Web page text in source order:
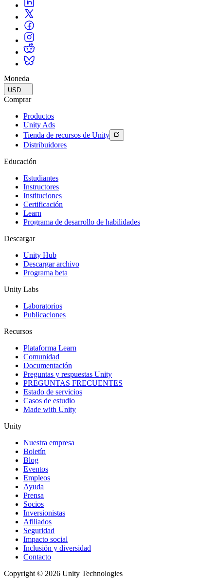
Moneda
USD
Comprar
Productos
Unity Ads
Tienda de recursos de Unity
Distribuidores
Educación
Estudiantes
Instructores
Instituciones
Certificación
Learn
Programa de desarrollo de habilidades
Descargar
Unity Hub
Descargar archivo
Programa beta
Unity Labs
Laboratorios
Publicaciones
Recursos
Plataforma Learn
Comunidad
Documentación
Preguntas y respuestas Unity
PREGUNTAS FRECUENTES
Estado de servicios
Casos de estudio
Made with Unity
Unity
Nuestra empresa
Boletín
Blog
Eventos
Empleos
Ayuda
Prensa
Socios
Inversionistas
Afiliados
Seguridad
Impacto social
Inclusión y diversidad
Contacto
Copyright © 2026 Unity Technologies